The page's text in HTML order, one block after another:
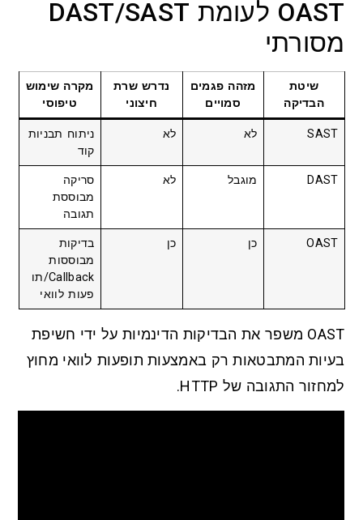
OAST לעומת DAST/SAST
מסורתי
שיטת
הבדיקה
מזהה פגמים
סמויים
נדרש שרת
חיצוני
מקרה שימוש
טיפוסי
SAST לא לא
ניתוח תבניות
קוד
DAST מוגבל לא
סריקה
מבוססת
תגובה
OAST
בדיקות
מבוססות
Callback/תו
פעות לוואי
OAST משפר את הבדיקות הדינמיות על ידי חשיפת
בעיות המתבטאות רק באמצעות תופעות לוואי מחוץ
למחזור התגובה של HTTP.